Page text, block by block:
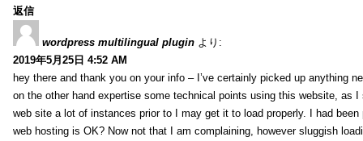
返信
wordpress multilingual plugin より:
2019年5月25日 4:52 AM
hey there and thank you on your info – I’ve certainly picked up anything
on the other hand expertise some technical points using this website, as I
web site a lot of instances prior to I may get it to load properly. I had
web hosting is OK? Now not that I am complaining, however sluggish